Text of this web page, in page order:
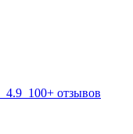
4.9 100+ отзывов